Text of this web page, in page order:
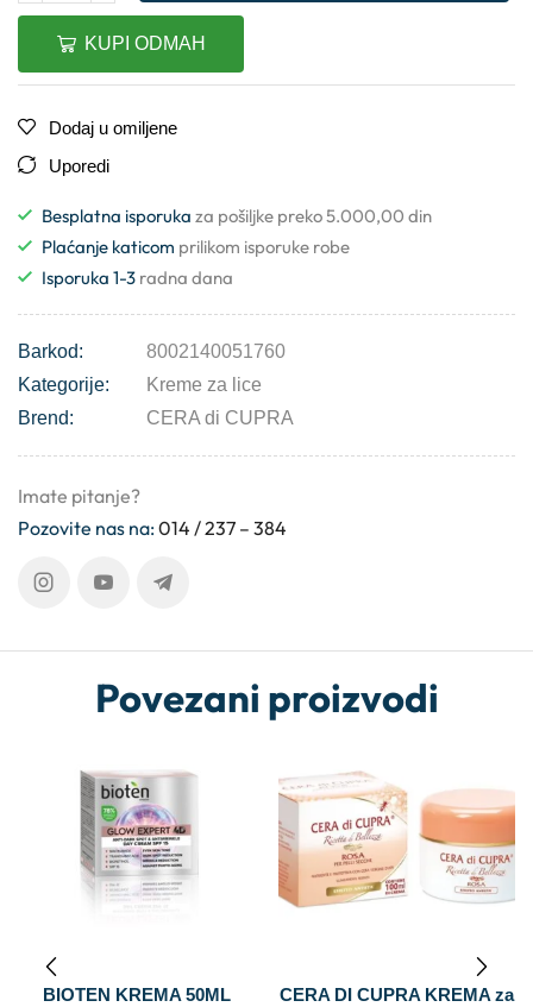
KUPI ODMAH
Dodaj u omiljene
Uporedi
Besplatna isporuka za pošiljke preko 5.000,00 din
Plaćanje katicom prilikom isporuke robe
Isporuka 1-3 radna dana
Barkod:
8002140051760
Kategorije:
Kreme za lice
Brend:
CERA di CUPRA
Imate pitanje?
Pozovite nas na:014 / 237 – 384
Povezani proizvodi
BIOTEN KREMA 50ML
CERA DI CUPRA KREMA za